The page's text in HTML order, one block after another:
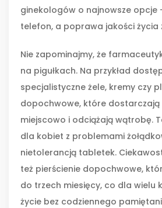
ginekologów o najnowsze opcje
telefon, a poprawa jakości życia
Nie zapominajmy, że
na pigułkach. Na przykład
specjalistyczne żele, kremy czy
dopochwowe, które
miejscowo i odciążają wątrobę.
dla kobiet z problemami
nietolerancją tabletek.
też pierścienie dopochwowe,
do trzech miesięcy, co dla wielu
życie bez codziennego